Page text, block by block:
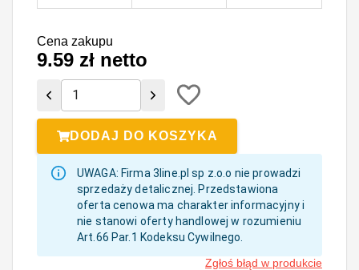
Cena zakupu
9.59 zł netto
DODAJ DO KOSZYKA
UWAGA: Firma 3line.pl sp z.o.o nie prowadzi
sprzedaży detalicznej. Przedstawiona
oferta cenowa ma charakter informacyjny i
nie stanowi oferty handlowej w rozumieniu
Art.66 Par.1 Kodeksu Cywilnego.
Zgłoś błąd w produkcie